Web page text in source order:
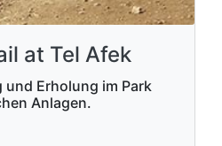
at Tel Afek
und Erholung im Park
Anlagen.